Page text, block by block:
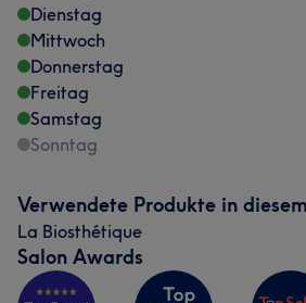
Dienstag
Mittwoch
Donnerstag
Freitag
Samstag
Sonntag
Verwendete Produkte in
La Biosthétique
Salon Awards